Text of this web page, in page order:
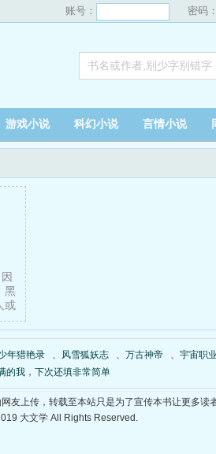
账号： 密码：
游戏小说 科幻小说 言情小说
黑
或
年猎艳录 、 风雪狐妖志 、 万古神帝 、 宇宙职
的我，下次还填非常简单
友上传，转载至本站只是为了宣传本书让更多读
大文学 All Rights Reserved.